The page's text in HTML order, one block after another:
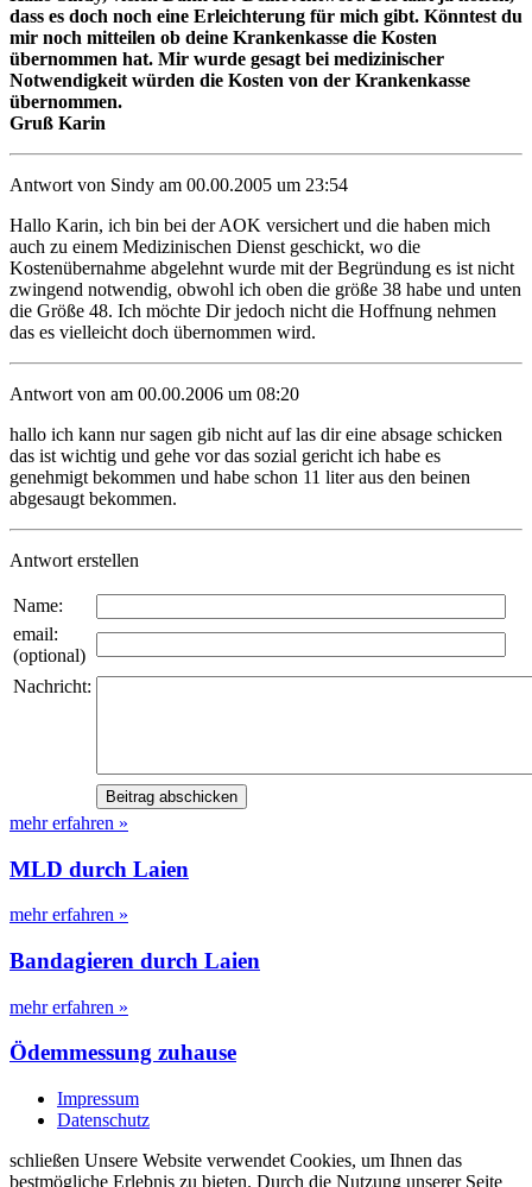
dass es doch noch eine Erleichterung für mich gibt. Könntest du
mir noch mitteilen ob deine Krankenkasse die Kosten
übernommen hat. Mir wurde gesagt bei medizinischer
Notwendigkeit würden die Kosten von der Krankenkasse
übernommen.
Gruß Karin
Antwort von Sindy am 00.00.2005 um 23:54
Hallo Karin, ich bin bei der AOK versichert und die haben mich
auch zu einem Medizinischen Dienst geschickt, wo die
Kostenübernahme abgelehnt wurde mit der Begründung es ist nicht
zwingend notwendig, obwohl ich oben die größe 38 habe und unten
die Größe 48. Ich möchte Dir jedoch nicht die Hoffnung nehmen
das es vielleicht doch übernommen wird.
Antwort von am 00.00.2006 um 08:20
hallo ich kann nur sagen gib nicht auf las dir eine absage schicken
das ist wichtig und gehe vor das sozial gericht ich habe es
genehmigt bekommen und habe schon 11 liter aus den beinen
abgesaugt bekommen.
Antwort erstellen
Name:
email:
(optional)
Nachricht:
mehr erfahren »
MLD durch Laien
mehr erfahren »
Bandagieren durch Laien
mehr erfahren »
Ödemmessung zuhause
Impressum
Datenschutz
schließen Unsere Website verwendet Cookies, um Ihnen das
bestmögliche Erlebnis zu bieten. Durch die Nutzung unserer Seite